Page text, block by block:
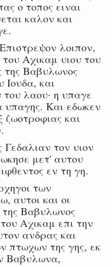
ο τοπος ειναι
καλον και
λοιπον,
Αχικαμ υιου του
της Βαβυλωνος
Ιουδα, και
λαου· η υπαγε
υπαγης. Και εδωκεν
και
τον υιον
μετ' αυτου
εν τη γη.
των
αυτοι και οι
Βαβυλωνος
Αχικαμ επι την
ανδρας και
πτωχων της γης, εκ
Βαβυλωνα,